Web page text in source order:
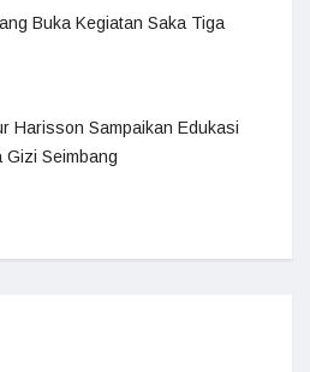
Buka Kegiatan Saka Tiga
Harisson Sampaikan Edukasi
Gizi Seimbang